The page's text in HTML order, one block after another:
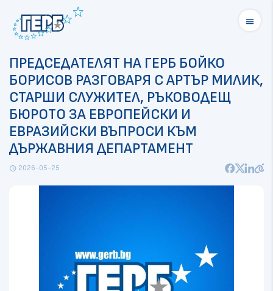
menu
ПРЕДСЕДАТЕЛЯТ НА ГЕРБ БОЙКО
БОРИСОВ РАЗГОВАРЯ С АРТЪР МИЛИК,
СТАРШИ СЛУЖИТЕЛ, РЪКОВОДЕЩ
БЮРОТО ЗА ЕВРОПЕЙСКИ И
ЕВРАЗИЙСКИ ВЪПРОСИ КЪМ
ДЪРЖАВНИЯ ДЕПАРТАМЕНТ
schedule 2026-05-25